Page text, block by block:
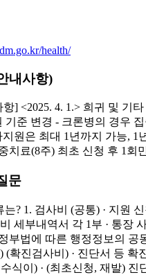
health/
내사항)
항] <2025. 4. 1.> 희귀 및 기
기준 변경 - 크론병의 경우
지원은 최대 1년까지 가능, 1
치료(8주) 최초 신청 후 1회
문
? 1. 검사비 (공통) · 지원 신
세부내역서 각 1부 · 통장
부법에 따른 행정정보의 공
(확진검사비) · 진단서 등 확
식이) · (최초신청, 재발) 진